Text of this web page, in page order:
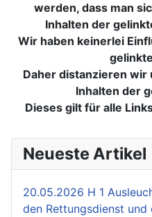
werden, dass man
Inhalten der
Wir haben keinerlei
Daher distanzieren wir
Inhalten der
Dieses gilt für alle
Neueste Artikel
20.05.2026 H 1
den Rettungsdienst und